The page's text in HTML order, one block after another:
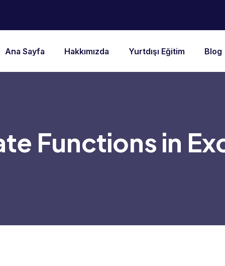
Ana Sayfa Hakkımızda Yurtdışı Eğitim Blog
Functions in